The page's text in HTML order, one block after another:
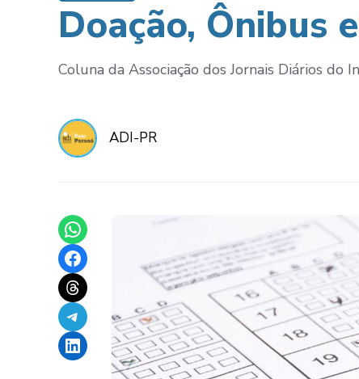
Doação, Ônibus
Coluna da Associação dos Jornais Diários do
ADI-PR
Share on WhatsApp
Share on Facebook
Share on Threads
Share on Telegram
Share on LinkedIn